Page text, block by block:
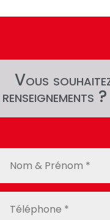
Vous
renseignements